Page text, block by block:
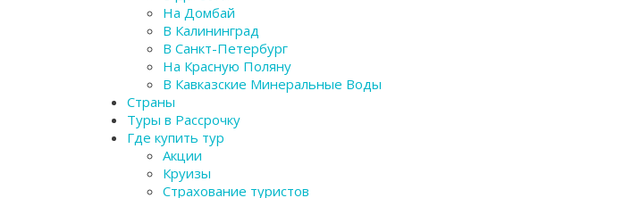
На Домбай
В Калининград
В Санкт-Петербург
На Красную Поляну
В Кавказские Минеральные Воды
Страны
Туры в Рассрочку
Где купить тур
Акции
Круизы
Страхование туристов